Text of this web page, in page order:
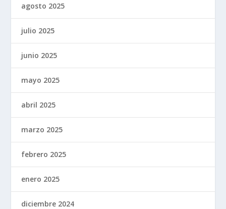
agosto 2025
julio 2025
junio 2025
mayo 2025
abril 2025
marzo 2025
febrero 2025
enero 2025
diciembre 2024